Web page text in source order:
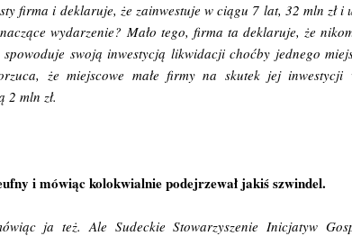
firma i deklaruje, że zainwestuje w ciągu 7 lat, 32 mln zł i
wydarzenie? Mało tego, firma ta deklaruje, że
swoją inwestycją likwidacji choćby jednego
że miejscowe małe firmy na skutek jej inwestycji
2 mln zł.
i mówiąc kolokwialnie podejrzewał jakiś szwindel.
ja też. Ale Sudeckie Stowarzyszenie Inicjatyw